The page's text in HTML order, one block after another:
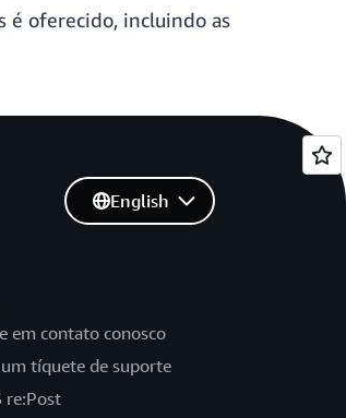
é oferecido, incluindo as
em contato conosco
tíquete de suporte
re:Post
English